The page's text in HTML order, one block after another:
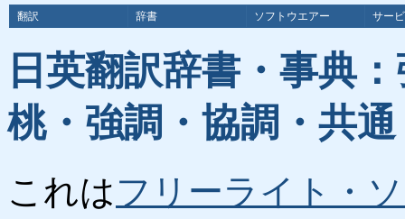
翻訳 辞書 ソフトウエアー サー
日英翻訳辞書・事典
桃・強調・協調・共
これはフリーライト・